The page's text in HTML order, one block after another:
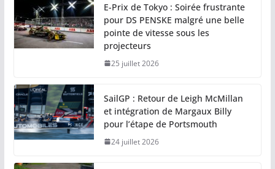
E-Prix de Tokyo : Soirée frustrante
pour DS PENSKE malgré une belle
pointe de vitesse sous les
projecteurs
25 juillet 2026
SailGP : Retour de Leigh McMillan
et intégration de Margaux Billy
pour l’étape de Portsmouth
24 juillet 2026